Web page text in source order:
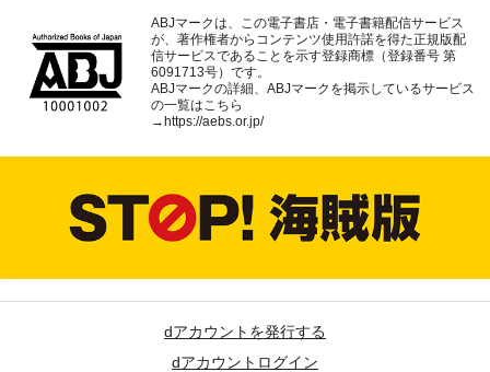
ABJマークは、この電子書店・電子書籍配信サービス
が、著作権者からコンテンツ使用許諾を得た正規版配
信サービスであることを示す登録商標（登録番号 第
6091713号）です。
ABJマークの詳細、ABJマークを掲示しているサービス
の一覧はこちら
→https://aebs.or.jp/
dアカウントを発行する
dアカウントログイン